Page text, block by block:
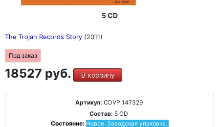
5 CD
The Trojan Records Story (2011)
Под заказ
18527 руб. В корзину
Артикул: CDVP 147329
Состав: 5 CD
Состояние: Новое. Заводская упаковка.